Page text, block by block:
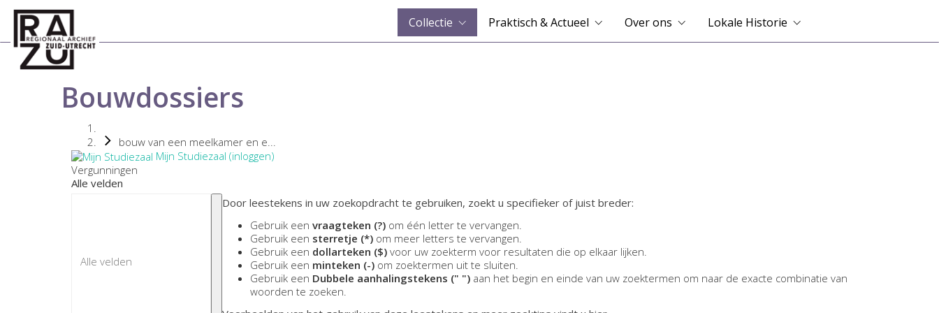
Collectie Praktisch & Actueel Over ons Lokale Historie
Bouwdossiers
bouw van een meelkamer en e...
Mijn Studiezaal (inloggen)
Vergunningen
Alle velden
Door leestekens in uw zoekopdracht te gebruiken, zoekt u specifieker of juist breder:
Gebruik een vraagteken (?) om één letter te vervangen.
Gebruik een sterretje (*) om meer letters te vervangen.
Gebruik een dollarteken ($) voor uw zoekterm voor resultaten die op elkaar lijken.
Gebruik een minteken (-) om zoektermen uit te sluiten.
Gebruik een Dubbele aanhalingstekens (" ") aan het begin en einde van uw zoektermen om naar de exacte combinatie van
woorden te zoeken.